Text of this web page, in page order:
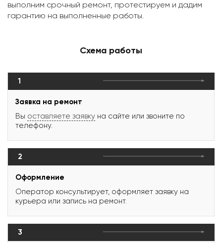
выполним срочный ремонт, протестируем и дадим
гарантию на выполненные работы.
Схема работы
1
Заявка на ремонт
Вы оставляете заявку на сайте или звоните по
телефону.
2
Оформление
Оператор консультирует, оформляет заявку на
курьера или запись на ремонт.
3